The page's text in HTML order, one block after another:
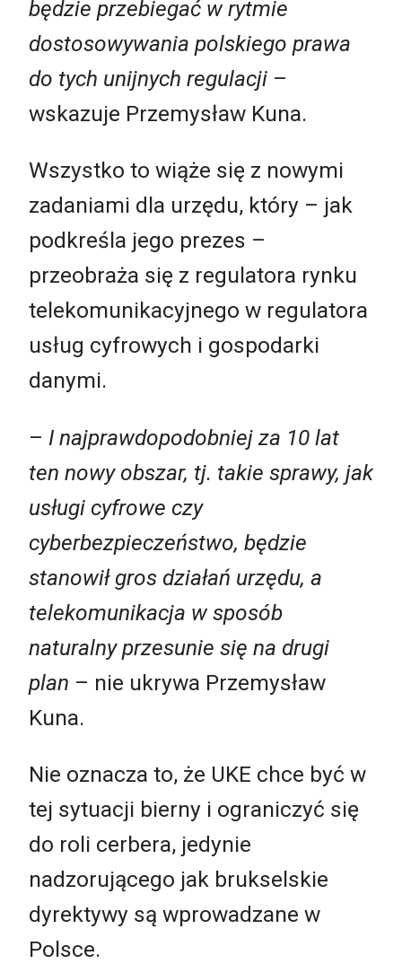
będzie przebiegać w rytmie
dostosowywania polskiego prawa
do tych unijnych regulacji –
wskazuje Przemysław Kuna.
Wszystko to wiąże się z nowymi
zadaniami dla urzędu, który – jak
podkreśla jego prezes –
przeobraża się z regulatora rynku
telekomunikacyjnego w regulatora
usług cyfrowych i gospodarki
danymi.
– I najprawdopodobniej za 10 lat
ten nowy obszar, tj. takie sprawy, jak
usługi cyfrowe czy
cyberbezpieczeństwo, będzie
stanowił gros działań urzędu, a
telekomunikacja w sposób
naturalny przesunie się na drugi
plan – nie ukrywa Przemysław
Kuna.
Nie oznacza to, że UKE chce być w
tej sytuacji bierny i ograniczyć się
do roli cerbera, jedynie
nadzorującego jak brukselskie
dyrektywy są wprowadzane w
Polsce.